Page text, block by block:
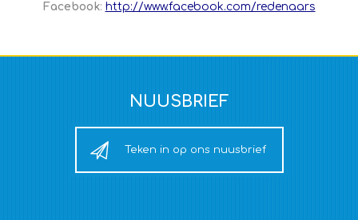
Facebook: http://www.facebook.com/redenaars
NUUSBRIEF
Teken in op ons nuusbrief